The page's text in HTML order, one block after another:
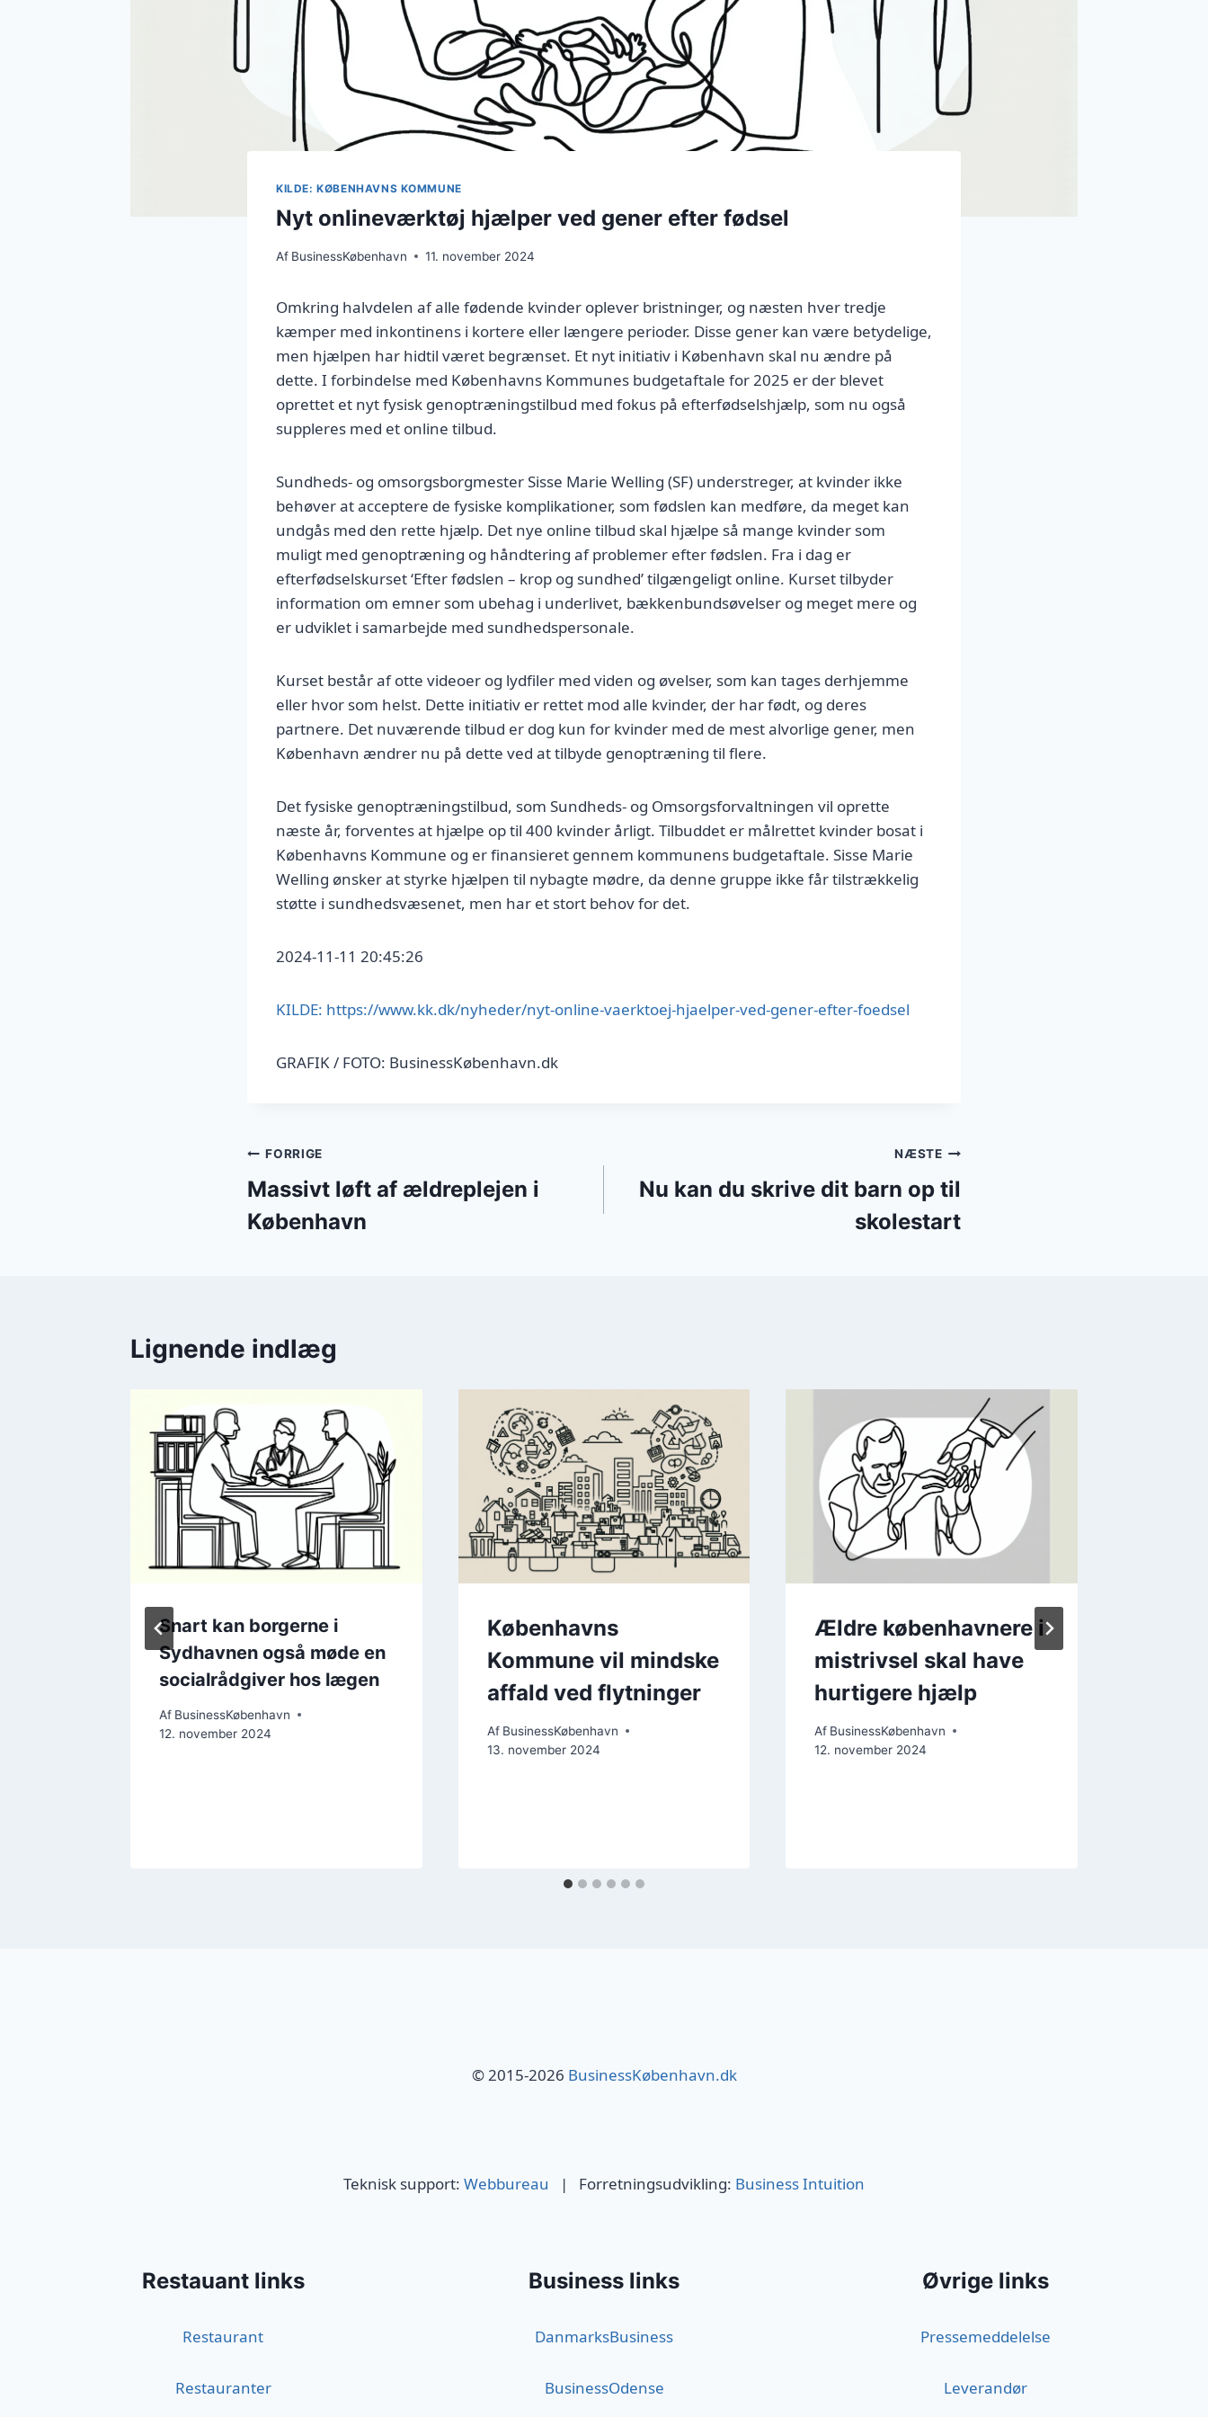
KILDE: KØBENHAVNS KOMMUNE
Nyt onlineværktøj hjælper ved gener efter fødsel
Af BusinessKøbenhavn 11. november 2024
Omkring halvdelen af alle fødende kvinder oplever bristninger, og næsten hver tredje
kæmper med inkontinens i kortere eller længere perioder. Disse gener kan være betydelige,
men hjælpen har hidtil været begrænset. Et nyt initiativ i København skal nu ændre på
dette. I forbindelse med Københavns Kommunes budgetaftale for 2025 er der blevet
oprettet et nyt fysisk genoptræningstilbud med fokus på efterfødselshjælp, som nu også
suppleres med et online tilbud.
Sundheds- og omsorgsborgmester Sisse Marie Welling (SF) understreger, at kvinder ikke
behøver at acceptere de fysiske komplikationer, som fødslen kan medføre, da meget kan
undgås med den rette hjælp. Det nye online tilbud skal hjælpe så mange kvinder som
muligt med genoptræning og håndtering af problemer efter fødslen. Fra i dag er
efterfødselskurset ‘Efter fødslen – krop og sundhed’ tilgængeligt online. Kurset tilbyder
information om emner som ubehag i underlivet, bækkenbundsøvelser og meget mere og
er udviklet i samarbejde med sundhedspersonale.
Kurset består af otte videoer og lydfiler med viden og øvelser, som kan tages derhjemme
eller hvor som helst. Dette initiativ er rettet mod alle kvinder, der har født, og deres
partnere. Det nuværende tilbud er dog kun for kvinder med de mest alvorlige gener, men
København ændrer nu på dette ved at tilbyde genoptræning til flere.
Det fysiske genoptræningstilbud, som Sundheds- og Omsorgsforvaltningen vil oprette
næste år, forventes at hjælpe op til 400 kvinder årligt. Tilbuddet er målrettet kvinder bosat i
Københavns Kommune og er finansieret gennem kommunens budgetaftale. Sisse Marie
Welling ønsker at styrke hjælpen til nybagte mødre, da denne gruppe ikke får tilstrækkelig
støtte i sundhedsvæsenet, men har et stort behov for det.
2024-11-11 20:45:26
KILDE: https://www.kk.dk/nyheder/nyt-online-vaerktoej-hjaelper-ved-gener-efter-foedsel
GRAFIK / FOTO: BusinessKøbenhavn.dk
Indlægsnavigation
FORRIGE
Massivt løft af ældreplejen i
København
NÆSTE
Nu kan du skrive dit barn op til
skolestart
Lignende indlæg
Snart kan borgerne i
Sydhavnen også møde en
socialrådgiver hos lægen
Af BusinessKøbenhavn
12. november 2024
Københavns
Kommune vil mindske
affald ved flytninger
Af BusinessKøbenhavn
13. november 2024
Ældre københavnere i
mistrivsel skal have
hurtigere hjælp
Af BusinessKøbenhavn
12. november 2024
© 2015-2026 BusinessKøbenhavn.dk
Teknisk support: Webbureau | Forretningsudvikling: Business Intuition
Restauant links
Restaurant
Restauranter
Business links
DanmarksBusiness
BusinessOdense
Øvrige links
Pressemeddelelse
Leverandør